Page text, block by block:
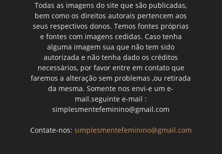
Todas as imagens do site que são publicadas,
bem como os direitos autorais pertencem aos
seus respectivos donos. Temos fontes próprias
e fontes com imagens cedidas. Caso tenha
alguma imagem sua que não tem sido
autorizada e não tenha dado os créditos
necessários, por favor entre em contato que
faremos a alteração sem problemas ,ou retirada
da mesma. Somente nos envi-e um e-
mail.seguinte e-mail :
simplesmentefeminino@gmail.com
Contate-nos: simplesmentefeminino@gmail.com